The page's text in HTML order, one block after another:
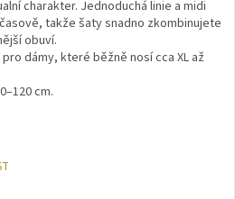
charakter. Jednoduchá linie a midi
takže šaty snadno zkombinujete
obuví.
dámy, které běžně nosí cca XL až
cm.